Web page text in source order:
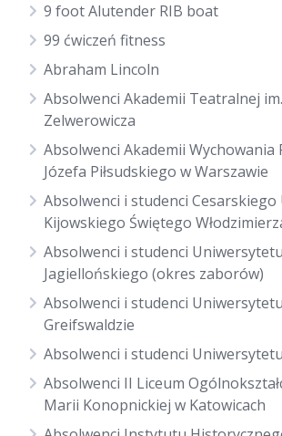
9 foot Alutender RIB boat
99 ćwiczeń fitness
Abraham Lincoln
Absolwenci Akademii Teatralnej
Zelwerowicza
Absolwenci Akademii Wychowania
Józefa Piłsudskiego w Warszawie
Absolwenci i studenci
Kijowskiego Świętego
Absolwenci i studenci Uniwersytetu
Jagiellońskiego (okres zaborów)
Absolwenci i studenci
Greifswaldzie
Absolwenci i studenci
Absolwenci II Liceum
Marii Konopnickiej w Katowicach